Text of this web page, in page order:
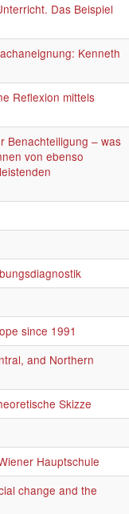
Das Beispiel
Kenneth
Reflexion mittels
Benachteiligung – was
von ebenso
since 1991
and Northern
Skizze
Hauptschule
change and the